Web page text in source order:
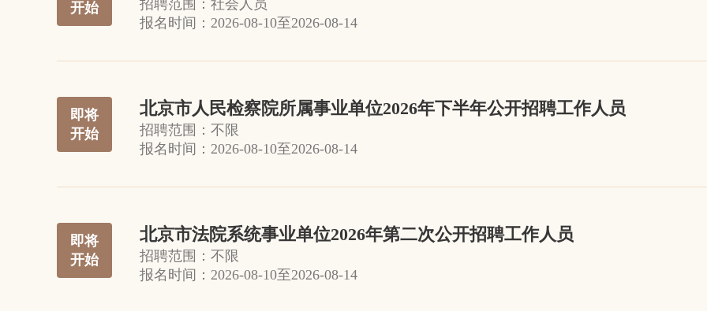
开始
招聘范围： 社会人员
报名时间： 2026-08-10至2026-08-14
即将
开始
北京市人民检察院所属事业单位2026年下半年公开招聘工作人员
招聘范围： 不限
报名时间： 2026-08-10至2026-08-14
即将
开始
北京市法院系统事业单位2026年第二次公开招聘工作人员
招聘范围： 不限
报名时间： 2026-08-10至2026-08-14